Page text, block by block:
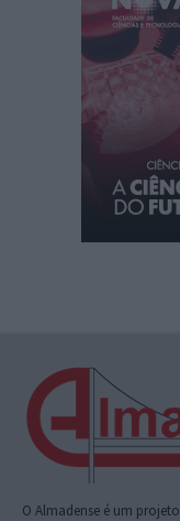
O Almadense é um